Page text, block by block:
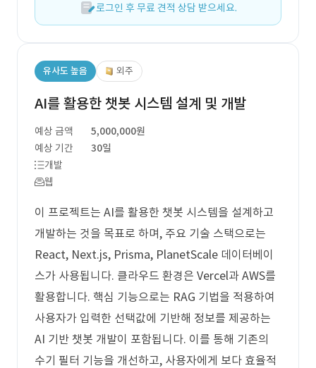
로그인 후 무료 견적 상담 받으세요.
유사도 높음 외주
AI를 활용한 챗봇 시스템 설계 및 개발
예상 금액
5,000,000원
예상 기간
30일
개발
웹
이 프로젝트는 AI를 활용한 챗봇 시스템을 설계하고
개발하는 것을 목표로 하며, 주요 기술 스택으로는
React, Next.js, Prisma, PlanetScale 데이터베이
스가 사용됩니다. 클라우드 환경은 Vercel과 AWS를
활용합니다. 핵심 기능으로는 RAG 기법을 적용하여
사용자가 입력한 선택값에 기반해 정보를 제공하는
AI 기반 챗봇 개발이 포함됩니다. 이를 통해 기존의
수기 필터 기능을 개선하고, 사용자에게 보다 효율적